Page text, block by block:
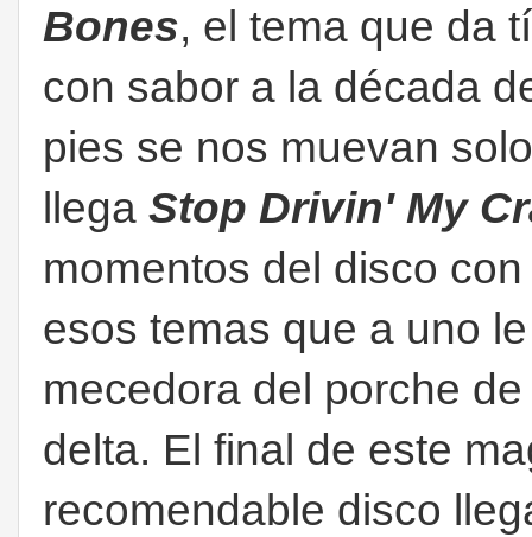
Bones, el tema que da
con sabor a la década
pies se nos muevan
llega Stop Drivin' My
momentos del disco
esos temas que a uno
mecedora del porche
delta. El final de este
recomendable disco